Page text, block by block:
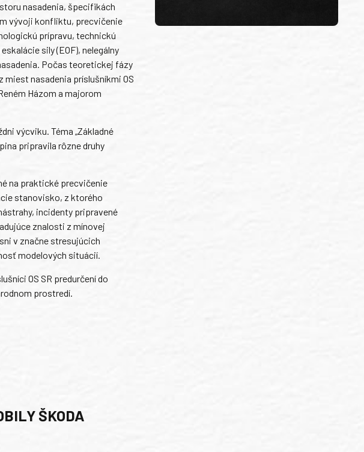
nasadenia, špecifikách
vývoji konfliktu, precvičenie
prípravu, technickú
sily (EOF), nelegálny
Počas teoretickej fázy
nasadenia príslušníkmi OS
Házom a majorom
výcviku. Téma „Základné
pripravila rôzne druhy
na praktické precvičenie
stanovisko, z ktorého
incidenty pripravené
znalosti z mínovej
v značne stresujúcich
modelových situácií.
OS SR predurčení do
prostredí.
ŠKODA